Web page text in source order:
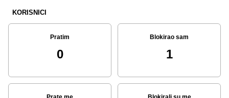
KORISNICI
Pratim
0
Blokirao sam
1